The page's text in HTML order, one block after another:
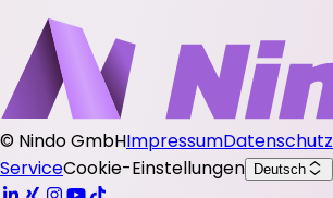
© Nindo GmbHImpressumDatenschutz
ServiceCookie-Einstellungen Deutsch